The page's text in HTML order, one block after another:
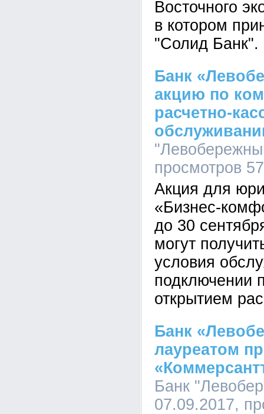
Восточного
в котором
"Солид Банк".
Банк
акцию по
расчетно-
просмотров
Акция для
«Бизнес-
до 30
могут
условия
подключении
открытием
Банк
лауреатом
Банк
07.09.2017,